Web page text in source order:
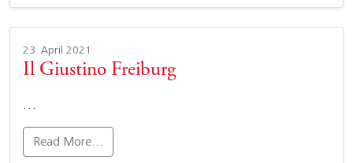
23. April 2021
Il Giustino Freiburg
…
Read More…